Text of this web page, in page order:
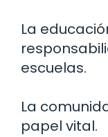
La
escuelas.
La
papel vital.